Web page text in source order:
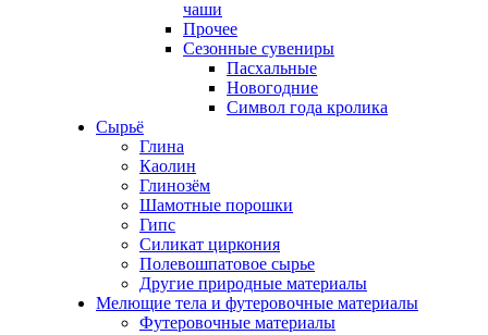
чаши
Прочее
Сезонные сувениры
Пасхальные
Новогодние
Символ года кролика
Сырьё
Глина
Каолин
Глинозём
Шамотные порошки
Гипс
Силикат циркония
Полевошпатовое сырье
Другие природные материалы
Мелющие тела и футеровочные материалы
Футеровочные материалы